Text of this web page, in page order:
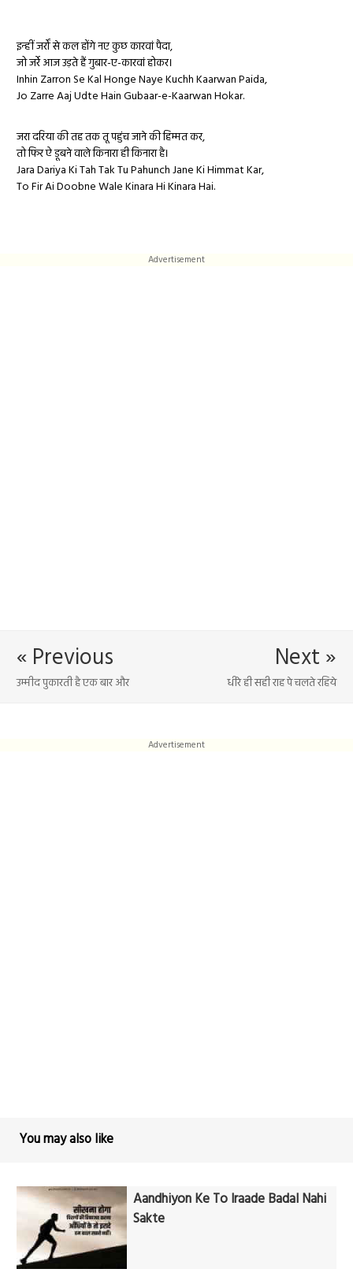
इन्हीं जर्रों से कल होंगे नए कुछ कारवां पैदा,
जो जर्रे आज उड़ते हैं गुबार-ए-कारवां होकर।
Inhin Zarron Se Kal Honge Naye Kuchh Kaarwan Paida,
Jo Zarre Aaj Udte Hain Gubaar-e-Kaarwan Hokar.
जरा दरिया की तह तक तू पहुंच जाने की हिम्मत कर,
तो फिर ऐ डूबने वाले किनारा ही किनारा है।
Jara Dariya Ki Tah Tak Tu Pahunch Jane Ki Himmat Kar,
To Fir Ai Doobne Wale Kinara Hi Kinara Hai.
Advertisement
Next »
धीरे ही सही राह पे चलते रहिये
« Previous
उम्मीद पुकारती है एक बार और
Advertisement
You may also like
Aandhiyon Ke To Iraade Badal Nahi
Sakte